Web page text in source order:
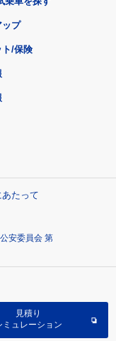
ップ
ト/保険
たって
安委員会 第
見積り
ミュレーション